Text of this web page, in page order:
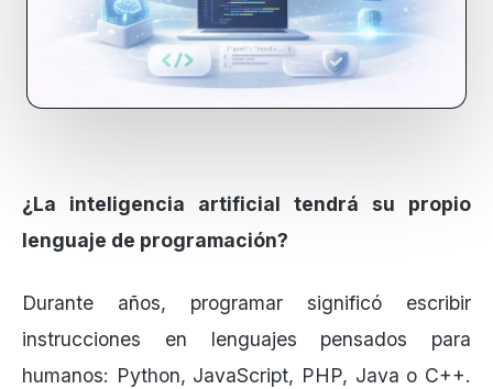
¿La inteligencia artificial tendrá su propio
lenguaje de programación?
Durante años, programar significó escribir
instrucciones en lenguajes pensados para
humanos: Python, JavaScript, PHP, Java o C++.